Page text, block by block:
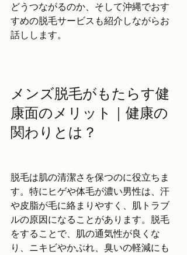
どうつながるのか、そして沖縄でおす
すめの脱毛サービスも紹介しながらお
話しします。
メンズ脱毛がもたらす健
康面のメリット｜健康の
関わりとは？
脱毛は肌の清潔さを保つのに役立ちま
す。特にヒゲや体毛が濃い男性は、汗
や皮脂が毛に絡まりやすく、肌トラブ
ルの原因になることがあります。脱毛
をすることで、肌の通気性が良くな
り、ニキビやかぶれ、臭いの軽減にも